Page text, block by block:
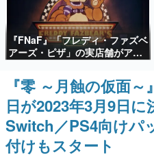
殿堂入り記事
SNS拡散数が数千以
ど。多くの人々に読
事をまとめました。
ゲームの企画書
名作ゲームクリエイ
聞きし、ヒットする
きます。
この物語を解いては
『FNaF』「フレディ・ファズベ
アーズ・ピザ」の実店舗がアメ
リカの商業施設「American
Dream」に2027年オープン！
ScottGamesとの共同開発、食
事だけでなくステージショーや
没入型のホラー体験も楽しめる
『零 ～月蝕の仮面
日が2023年3月9日
Switch／PS4向けパ
付けもスタート